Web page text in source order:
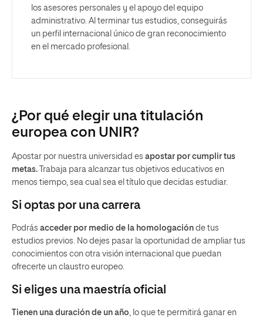
los asesores personales y el apoyo del equipo
administrativo. Al terminar tus estudios, conseguirás
un perfil internacional único de gran reconocimiento
en el mercado profesional.
¿Por qué elegir una titulación
europea con UNIR?
Apostar por nuestra universidad es apostar por cumplir tus
metas. Trabaja para alcanzar tus objetivos educativos en
menos tiempo, sea cual sea el título que decidas estudiar.
Si optas por una carrera
Podrás acceder por medio de la homologación de tus
estudios previos. No dejes pasar la oportunidad de ampliar tus
conocimientos con otra visión internacional que puedan
ofrecerte un claustro europeo.
Si eliges una maestría oficial
Tienen una duración de un año, lo que te permitirá ganar en